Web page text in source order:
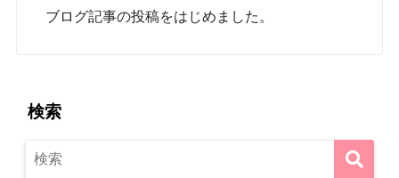
ブログ記事の投稿をはじめました。
検索